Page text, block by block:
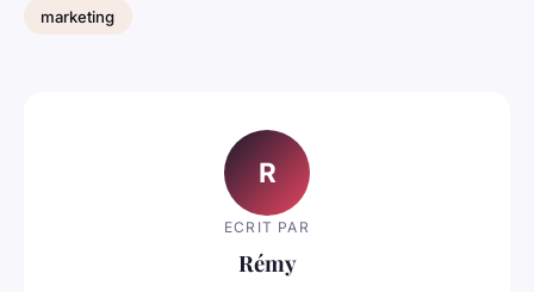
marketing
R
ECRIT PAR
Rémy